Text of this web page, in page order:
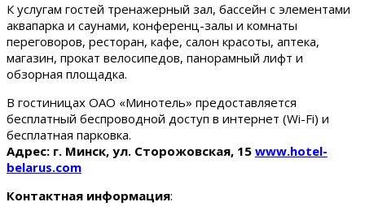
К услугам гостей тренажерный зал, бассейн с элементами
аквапарка и саунами, конференц-залы и комнаты
переговоров, ресторан, кафе, салон красоты, аптека,
магазин, прокат велосипедов, панорамный лифт и
обзорная площадка.
В гостиницах ОАО «Минотель» предоставляется
бесплатный беспроводной доступ в интернет (Wi-Fi) и
бесплатная парковка.
Адрес: г. Минск, ул. Сторожовская, 15 www.hotel-
belarus.com
Контактная информация: